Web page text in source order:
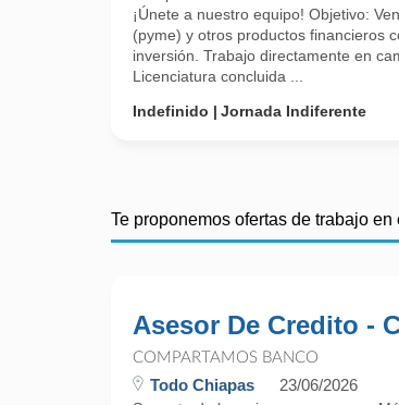
¡Únete a nuestro equipo! Objetivo:
(pyme) y otros productos financieros
inversión. Trabajo directamente en
Licenciatura concluida ...
Indefinido
Jornada Indiferente
Te proponemos ofertas de trabajo en
Asesor De Credito -
COMPARTAMOS BANCO
Todo Chiapas 23/06/2026